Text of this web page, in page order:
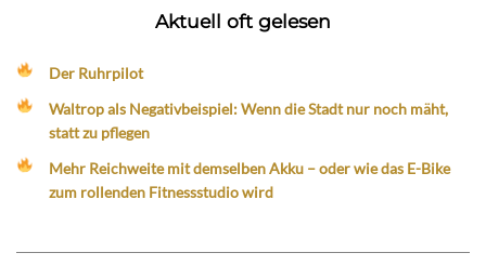
Aktuell oft gelesen
Der Ruhrpilot
Waltrop als Negativbeispiel: Wenn die Stadt nur noch mäht,
statt zu pflegen
Mehr Reichweite mit demselben Akku – oder wie das E-Bike
zum rollenden Fitnessstudio wird